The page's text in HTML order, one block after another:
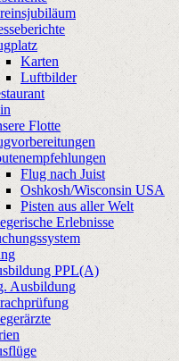
Karten
Luftbilder
Flotte
Flug nach Juist
Oshkosh/Wisconsin USA
Pisten aus aller Welt
Erlebnisse
PPL(A)
Ausbildung